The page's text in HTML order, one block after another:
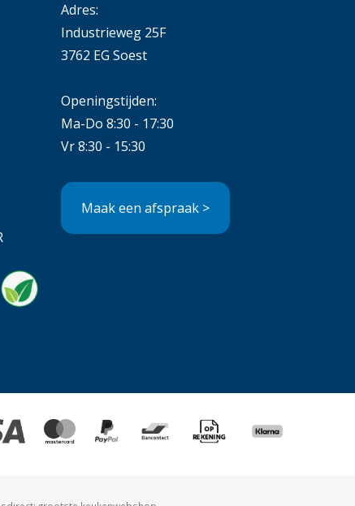
Adres:
Industrieweg 25F
3762 EG Soest
Openingstijden:
Ma-Do 8:30 - 17:30
Vr 8:30 - 15:30
Maak een afspraak >